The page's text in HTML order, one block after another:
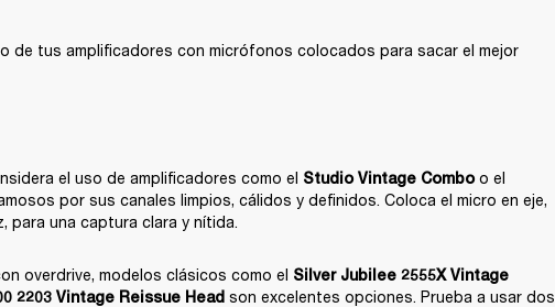
de tus amplificadores con micrófonos colocados para sacar el mejor
el uso de amplificadores como el Studio Vintage Combo
por sus canales limpios, cálidos y definidos. Coloca el micro en eje,
para una captura clara y nítida.
overdrive, modelos clásicos como el Silver Jubilee 2555X Vintage
2203 Vintage Reissue Head son excelentes opciones. Prueba a usar dos